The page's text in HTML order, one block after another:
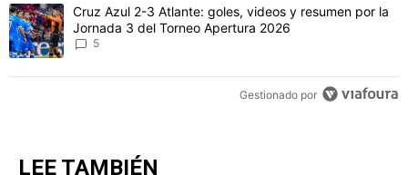
Un artículo de tendencia con el título "Cruz Azul 2-3 Atlante:
Cruz Azul 2-3 Atlante: goles, videos y resumen por la
Jornada 3 del Torneo Apertura 2026
5
Gestionado por
LEE TAMBIÉN